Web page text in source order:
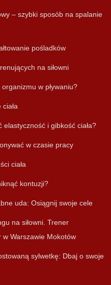
– szybki sposób na spalanie
pośladków
na siłowni
w pływaniu?
i gibkość ciała?
w czasie pracy
ciała
kontuzji?
uda: Osiągnij swoje cele
na siłowni. Trener
Warszawie Mokotów
sylwetkę: Dbaj o swoje